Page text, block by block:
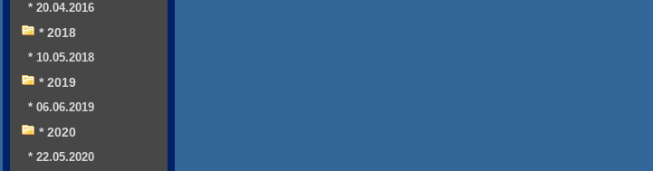
* 20.04.2016
* 2018
* 10.05.2018
* 2019
* 06.06.2019
* 2020
* 22.05.2020